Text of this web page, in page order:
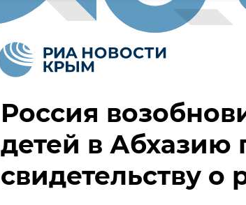
Россия
детей в Абхазию
свидетельству о